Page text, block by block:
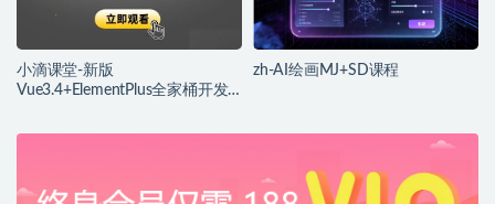
小滴课堂-新版
Vue3.4+ElementPlus全家桶开发
zh-AI绘画MJ+SD课程